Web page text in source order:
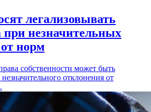
легализовывать
при незначительных
норм
собственности может быть
отклонения от